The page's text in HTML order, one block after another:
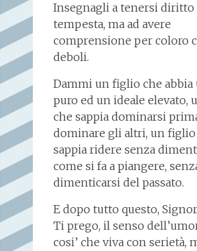
Insegnagli a tenersi diritto
tempesta, ma ad avere
comprensione per coloro
deboli.
Dammi un figlio che abbia
puro ed un ideale elevato,
che sappia dominarsi
dominare gli altri, un figlio
sappia ridere senza
come si fa a piangere,
dimenticarsi del passato.
E dopo tutto questo,
Ti prego, il senso
cosi’ che viva con serietà,